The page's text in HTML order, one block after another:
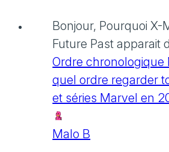
Bonjour, Pourquoi X-
Future Past apparait
Ordre chronologique
quel ordre regarder
et séries Marvel en
Malo B